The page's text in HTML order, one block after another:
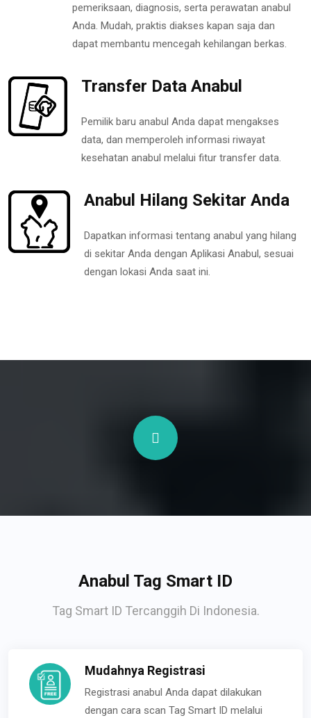
pemeriksaan, diagnosis, serta perawatan anabul
Anda. Mudah, praktis diakses kapan saja dan
dapat membantu mencegah kehilangan berkas.
Transfer Data Anabul
Pemilik baru anabul Anda dapat mengakses
data, dan memperoleh informasi riwayat
kesehatan anabul melalui fitur transfer data.
Anabul Hilang Sekitar Anda
Dapatkan informasi tentang anabul yang hilang
di sekitar Anda dengan Aplikasi Anabul, sesuai
dengan lokasi Anda saat ini.
Anabul Tag Smart ID
Tag Smart ID Tercanggih Di Indonesia.
Mudahnya Registrasi
Registrasi anabul Anda dapat dilakukan
dengan cara scan Tag Smart ID melalui